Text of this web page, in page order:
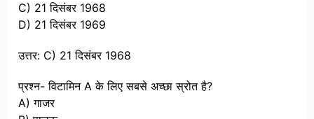
C) 21 दिसंबर 1968
D) 21 दिसंबर 1969
उत्तर: C) 21 दिसंबर 1968
प्रश्न- विटामिन A के लिए सबसे अच्छा स्रोत है?
A) गाजर